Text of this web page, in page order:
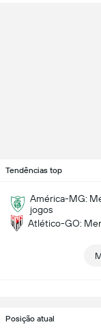
Tendências top
América-MG:
jogos
Atlético-GO:
Posição atual